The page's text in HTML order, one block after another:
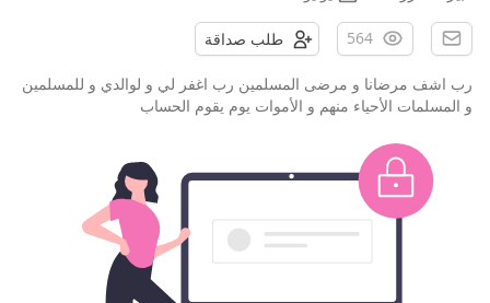
564 طلب صداقة
رب اشف مرضانا و مرضى المسلمين رب اغفر لي و لوالدي و للمسلمين
و المسلمات الأحياء منهم و الأموات يوم يقوم الحساب